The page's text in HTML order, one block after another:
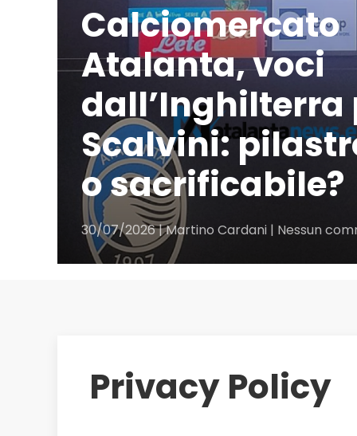
Calciomercato
Atalanta, voci
dall’Inghilterra
Scalvini:
o sacrificabile?
30/07/2026 | Martino Cardani | Nessun
Privacy Policy